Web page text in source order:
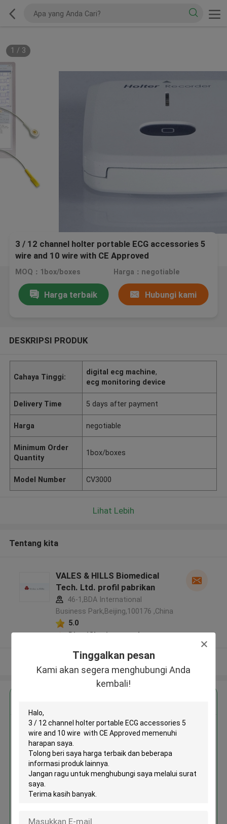
Tinggalkan pesan
Kami akan segera menghubungi Anda
kembali!
1 / 3
3 / 12 channel holter portable ECG accessories 5
wire and 10 wire with CE Approved
MOQ：1box/boxes Harga：negotiable
Harga terbaik Hubungi kami
DESKRIPSI PRODUK
Cahaya Tinggi:
digital ecg machine,
ecg monitoring device
Delivery Time 5 days after payment
Harga negotiable
Minimum Order
Quantity
1box/boxes
Model Number CV3000
Lihat Lebih
Tentang kita
VALES & HILLS Biomedical
Tech. Ltd. profil pabrikan
46-1,BDA International
Business Park,Beijing,100176 ,China
5.0
Diverifikasi pemasok
Lihat Lebih
3 / 12 channel holter portable
wire with CE Approved
MOQ： 1box/boxes